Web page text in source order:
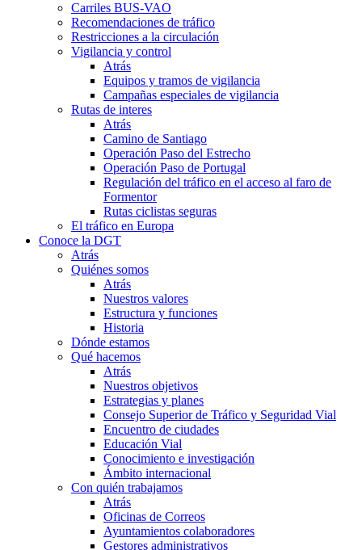
Carriles BUS-VAO
Recomendaciones de tráfico
Restricciones a la circulación
Vigilancia y control
Atrás
Equipos y tramos de vigilancia
Campañas especiales de vigilancia
Rutas de interes
Atrás
Camino de Santiago
Operación Paso del Estrecho
Operación Paso de Portugal
Regulación del tráfico en el acceso al faro de
Formentor
Rutas ciclistas seguras
El tráfico en Europa
Conoce la DGT
Atrás
Quiénes somos
Atrás
Nuestros valores
Estructura y funciones
Historia
Dónde estamos
Qué hacemos
Atrás
Nuestros objetivos
Estrategias y planes
Consejo Superior de Tráfico y Seguridad Vial
Encuentro de ciudades
Educación Vial
Conocimiento e investigación
Ámbito internacional
Con quién trabajamos
Atrás
Oficinas de Correos
Ayuntamientos colaboradores
Gestores administrativos